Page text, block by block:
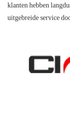
klanten hebben
uitgebreide service